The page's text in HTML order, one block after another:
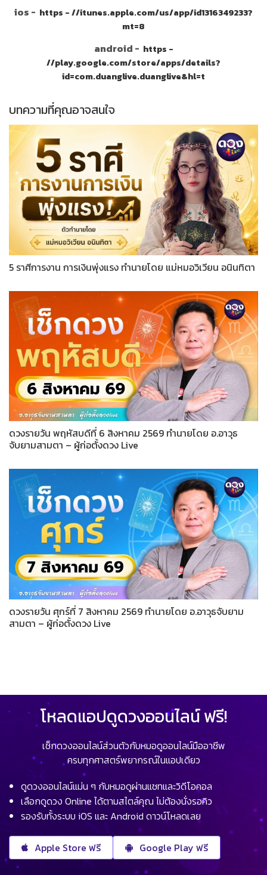
ios - https - //itunes.apple.com/us/app/id1316349233?
mt=8
android - https -
//play.google.com/store/apps/details?
id=com.duanglive.duanglive&hl=t
บทความที่คุณอาจสนใจ
5 ราศีการงาน การเงินพุ่งแรง ทำนายโดย แม่หมอวิเวียน อนินทิตา
ดวงรายวัน พฤหัสบดีที่ 6 สิงหาคม 2569 ทำนายโดย อ.อาวุธ
จับยามสามตา – ผู้ก่อตั้งดวง Live
ดวงรายวัน ศุกร์ที่ 7 สิงหาคม 2569 ทำนายโดย อ.อาวุธจับยาม
สามตา – ผู้ก่อตั้งดวง Live
โหลดแอปดูดวงออนไลน์ ฟรี!
เช็กดวงออนไลน์ส่วนตัวกับหมอดูออนไลน์มืออาชีพ
ครบทุกศาสตร์พยากรณ์ในแอปเดียว
ดูดวงออนไลน์แม่น ๆ กับหมอดูผ่านแชทและวิดีโอคอล
เลือกดูดวง Online ได้ตามสไตล์คุณ ไม่ต้องนั่งรอคิว
รองรับทั้งระบบ iOS และ Android ดาวน์โหลดเลย
Apple Store ฟรี Google Play ฟรี